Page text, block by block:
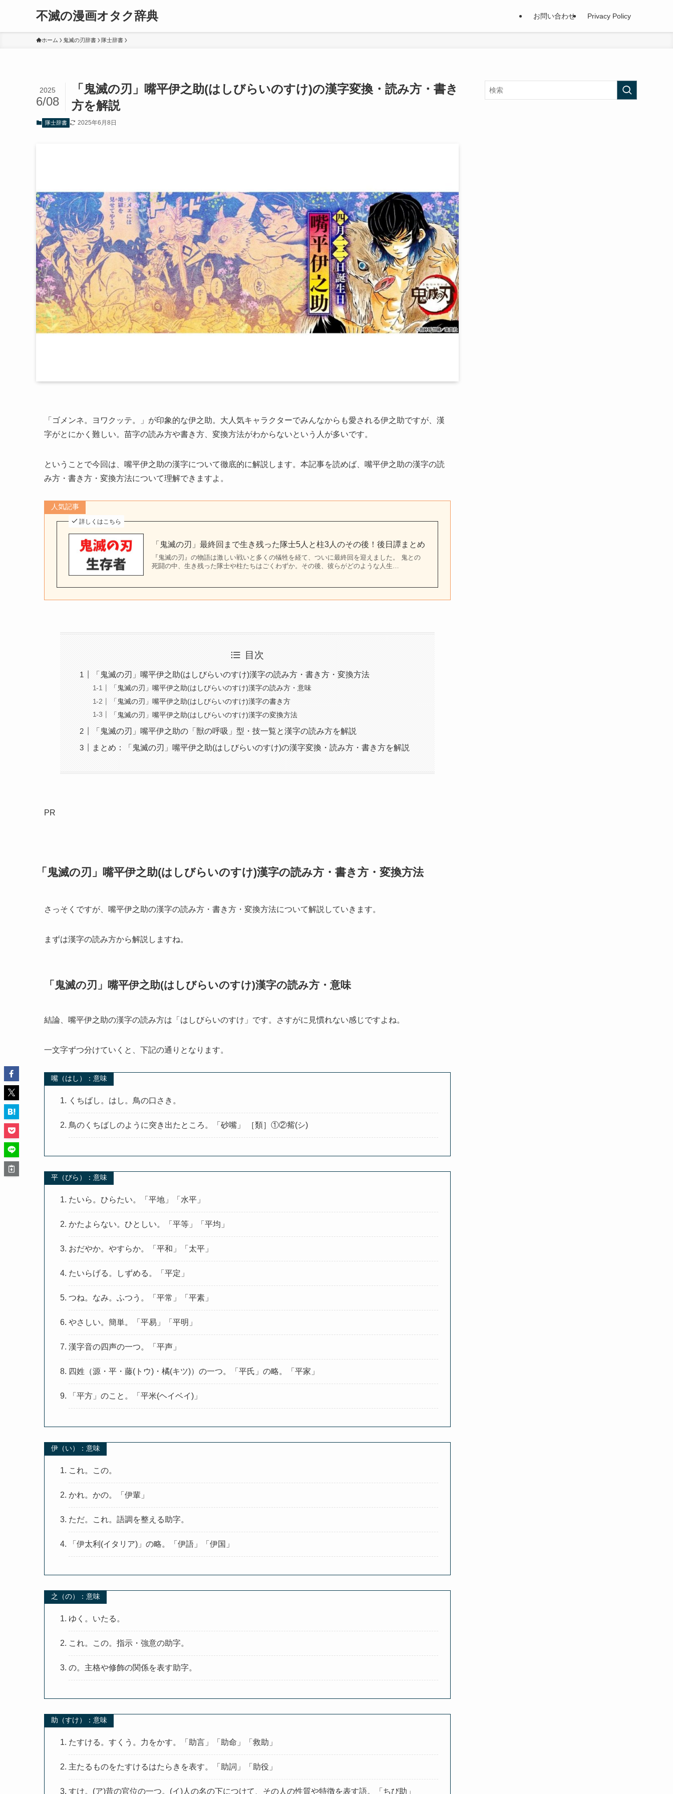
不滅の漫画オタク辞典 お問い合わせ Privacy Policy
ホーム 鬼滅の刃辞書 隊士辞書
「鬼滅の刃」嘴平伊之助(はしびらいのすけ)の漢字変換・読み方・書き
方を解説
2025
6/08
隊士辞書 2025年6月8日
「ゴメンネ。ヨワクッテ。」が印象的な伊之助。大人気キャラクターでみんなからも愛される伊之助ですが、漢
字がとにかく難しい。苗字の読み方や書き方、変換方法がわからないという人が多いです。
ということで今回は、嘴平伊之助の漢字について徹底的に解説します。本記事を読めば、嘴平伊之助の漢字の読
み方・書き方・変換方法について理解できますよ。
人気記事
詳しくはこちら
「鬼滅の刃」最終回まで生き残った隊士5人と柱3人のその後！後日譚まとめ
『鬼滅の刃』の物語は激しい戦いと多くの犠牲を経て、ついに最終回を迎えました。 鬼との
死闘の中、生き残った隊士や柱たちはごくわずか。その後、彼らがどのような人生…
目次
「鬼滅の刃」嘴平伊之助(はしびらいのすけ)漢字の読み方・書き方・変換方法
「鬼滅の刃」嘴平伊之助(はしびらいのすけ)漢字の読み方・意味
「鬼滅の刃」嘴平伊之助(はしびらいのすけ)漢字の書き方
「鬼滅の刃」嘴平伊之助(はしびらいのすけ)漢字の変換方法
「鬼滅の刃」嘴平伊之助の「獣の呼吸」型・技一覧と漢字の読み方を解説
まとめ：「鬼滅の刃」嘴平伊之助(はしびらいのすけ)の漢字変換・読み方・書き方を解説
PR
「鬼滅の刃」嘴平伊之助(はしびらいのすけ)漢字の読み方・書き方・変換方法
さっそくですが、嘴平伊之助の漢字の読み方・書き方・変換方法について解説していきます。
まずは漢字の読み方から解説しますね。
「鬼滅の刃」嘴平伊之助(はしびらいのすけ)漢字の読み方・意味
結論、嘴平伊之助の漢字の読み方は「はしびらいのすけ」です。さすがに見慣れない感じですよね。
一文字ずつ分けていくと、下記の通りとなります。
嘴（はし）：意味
くちばし。はし。鳥の口さき。
鳥のくちばしのように突き出たところ。「砂嘴」 ［類］①②觜(シ)
平（びら）：意味
たいら。ひらたい。「平地」「水平」
かたよらない。ひとしい。「平等」「平均」
おだやか。やすらか。「平和」「太平」
たいらげる。しずめる。「平定」
つね。なみ。ふつう。「平常」「平素」
やさしい。簡単。「平易」「平明」
漢字音の四声の一つ。「平声」
四姓（源・平・藤(トウ)・橘(キツ)）の一つ。「平氏」の略。「平家」
「平方」のこと。「平米(ヘイベイ)」
伊（い）：意味
これ。この。
かれ。かの。「伊輩」
ただ。これ。語調を整える助字。
「伊太利(イタリア)」の略。「伊語」「伊国」
之（の）：意味
ゆく。いたる。
これ。この。指示・強意の助字。
の。主格や修飾の関係を表す助字。
助（すけ）：意味
たすける。すくう。力をかす。「助言」「助命」「救助」
主たるものをたすけるはたらきを表す。「助詞」「助役」
すけ。(ア)昔の官位の一つ。(イ)人の名の下につけて、その人の性質や特徴を表す語。「ちび助」